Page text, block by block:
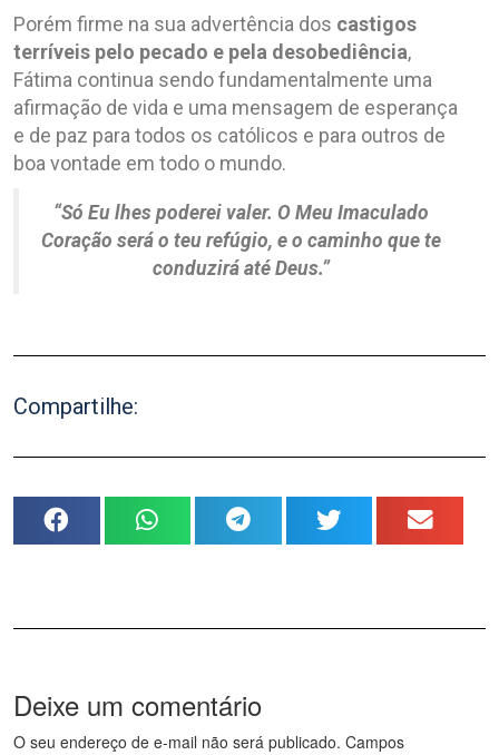
Porém firme na sua advertência dos castigos
terríveis pelo pecado e pela desobediência,
Fátima continua sendo fundamentalmente uma
afirmação de vida e uma mensagem de esperança
e de paz para todos os católicos e para outros de
boa vontade em todo o mundo.
“Só Eu lhes poderei valer. O Meu Imaculado
Coração será o teu refúgio, e o caminho que te
conduzirá até Deus.”
Compartilhe:
Deixe um comentário
O seu endereço de e-mail não será publicado. Campos